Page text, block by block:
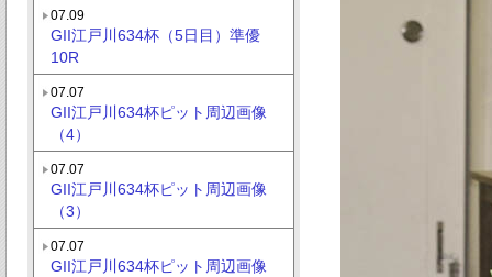
07.09
GII江戸川634杯（5日目）準優
10R
07.07
GII江戸川634杯ピット周辺画像
（4）
07.07
GII江戸川634杯ピット周辺画像
（3）
07.07
GII江戸川634杯ピット周辺画像